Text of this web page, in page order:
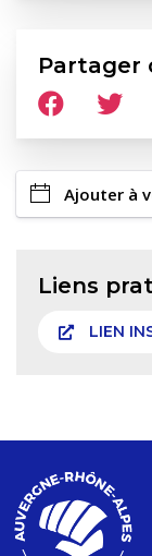
Partager
Ajouter à
Liens
LIEN